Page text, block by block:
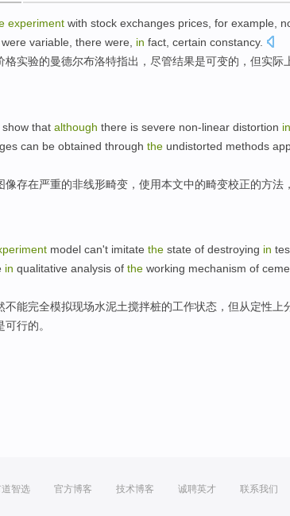
experiment with stock exchanges prices , for example
were variable there were in fact certain constancy.
格实验的曼德尔布洛特指出 ， 尽管结果是可变的，但实际
show that although there is severe non-linear distortion in
can be obtained through the undistorted methods
像存在严重的非线形畸变 ， 使用本文中的畸变校正的方法
model can't imitate the state of destroying in
in qualitative analysis of the working mechanism of
不能完全模拟现场水泥土搅拌桩的工作状态 ， 但从定性上
可行的。
智选 官方博客 技术博客 诚聘英才 联系我们